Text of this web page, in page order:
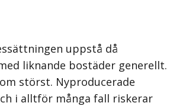
uppstå då
liknande bostäder generellt.
störst. Nyproducerade
i alltför många fall riskerar